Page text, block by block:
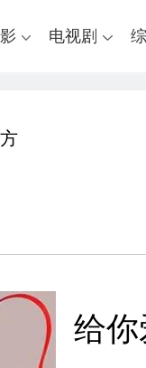
电视剧
给